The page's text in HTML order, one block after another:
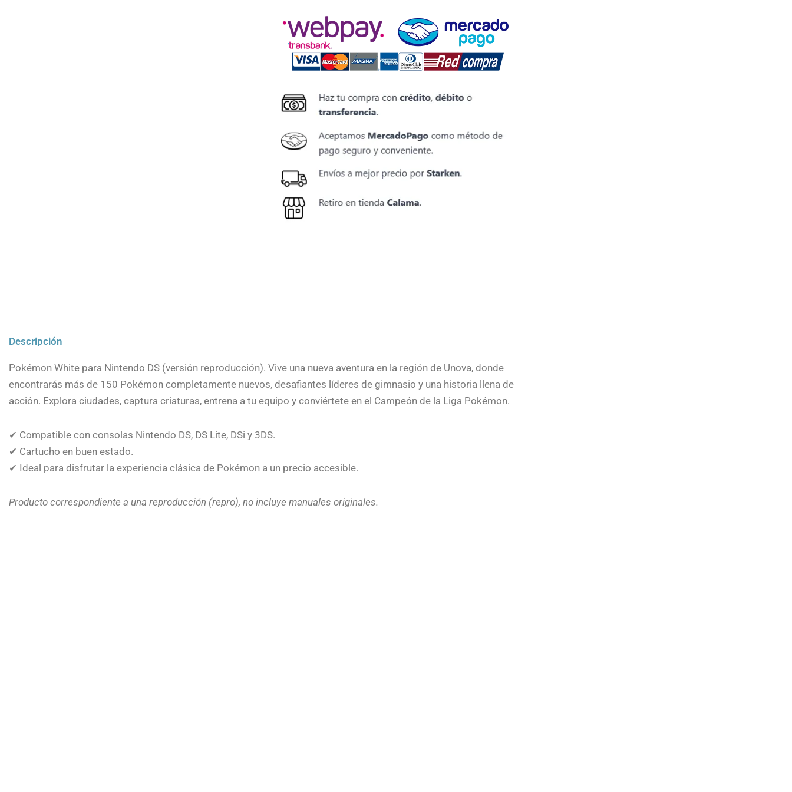
Descripción
Pokémon White para Nintendo DS (versión reproducción). Vive una nueva aventura en la región de Unova, donde
encontrarás más de 150 Pokémon completamente nuevos, desafiantes líderes de gimnasio y una historia llena de
acción. Explora ciudades, captura criaturas, entrena a tu equipo y conviértete en el Campeón de la Liga Pokémon.
✔ Compatible con consolas Nintendo DS, DS Lite, DSi y 3DS.
✔ Cartucho en buen estado.
✔ Ideal para disfrutar la experiencia clásica de Pokémon a un precio accesible.
Producto correspondiente a una reproducción (repro), no incluye manuales originales.